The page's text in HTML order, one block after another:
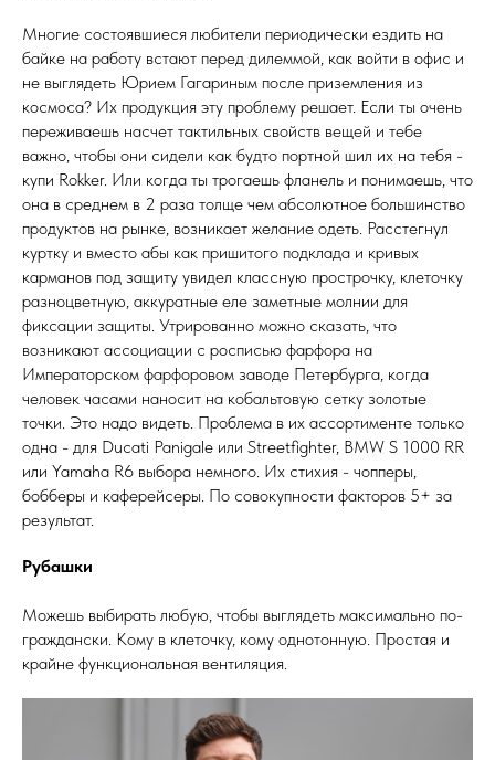
Многие состоявшиеся любители периодически ездить на
байке на работу встают перед дилеммой, как войти в офис и
не выглядеть Юрием Гагариным после приземления из
космоса? Их продукция эту проблему решает. Если ты очень
переживаешь насчет тактильных свойств вещей и тебе
важно, чтобы они сидели как будто портной шил их на тебя -
купи Rokker. Или когда ты трогаешь фланель и понимаешь, что
она в среднем в 2 раза толще чем абсолютное большинство
продуктов на рынке, возникает желание одеть. Расстегнул
куртку и вместо абы как пришитого подклада и кривых
карманов под защиту увидел классную прострочку, клеточку
разноцветную, аккуратные еле заметные молнии для
фиксации защиты. Утрированно можно сказать, что
возникают ассоциации с росписью фарфора на
Императорском фарфоровом заводе Петербурга, когда
человек часами наносит на кобальтовую сетку золотые
точки. Это надо видеть. Проблема в их ассортименте только
одна - для Ducati Panigale или Streetfighter, BMW S 1000 RR
или Yamaha R6 выбора немного. Их стихия - чопперы,
бобберы и каферейсеры. По совокупности факторов 5+ за
результат.
Рубашки
Можешь выбирать любую, чтобы выглядеть максимально по-
граждански. Кому в клеточку, кому однотонную. Простая и
крайне функциональная вентиляция.